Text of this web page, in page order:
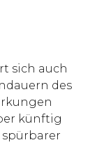
sich auch
des
künftig